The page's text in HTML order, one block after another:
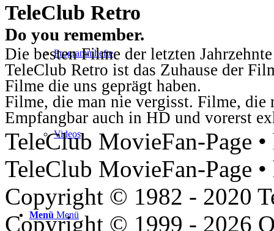
Programmhefte
Videos
Menü Menü
TeleClub Retro
Do you remember.
Die besten Filme der letzten
TeleClub Retro ist das Zuhause der
Filme die uns geprägt haben.
Filme, die man nie vergisst. Filme, die
Empfangbar auch in HD und vorerst
TeleClub MovieFan-Page
TeleClub MovieFan-Page
Copyright © 1982 - 2020
Copyright © 1999 - 2026